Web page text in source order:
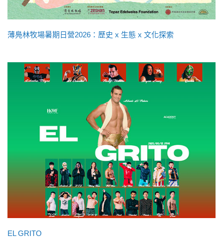
薄鳧林牧場暑期日營2026：歷史 x 生態 x 文化探索
EL GRITO